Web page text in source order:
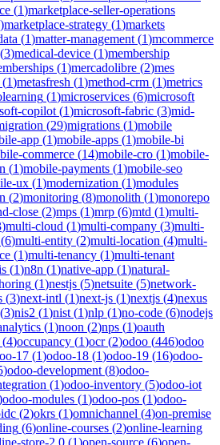
(1)marketplace-seller-operations
)marketplace-strategy (1)markets
(1)matter-management (1)mcommerce
(3)medical-device (1)membership
(1)mercadolibre (2)mes
(1)metasfresh (1)method-crm (1)metrics
(1)microservices (6)microsoft
copilot (1)microsoft-fabric (3)mid-
(29)migrations (1)mobile
app (1)mobile-apps (1)mobile-bi
commerce (14)mobile-cro (1)mobile-
(1)mobile-payments (1)mobile-seo
ux (1)modernization (1)modules
(2)monitoring (8)monolith (1)monorepo
close (2)mps (1)mrp (6)mtd (1)multi-
)multi-cloud (1)multi-company (3)multi-
(6)multi-entity (2)multi-location (4)multi-
(1)multi-tenancy (1)multi-tenant
(1)n8n (1)native-app (1)natural-
(1)nestjs (5)netsuite (5)network-
(3)next-intl (1)next-js (1)nextjs (4)nexus
(3)nis2 (1)nist (1)nlp (1)no-code (6)nodejs
(1)noon (2)nps (1)oauth
(4)occupancy (1)ocr(2)odoo (446)odoo
17 (1)odoo-18 (1)odoo-19 (16)odoo-
)odoo-development (8)odoo-
(1)odoo-inventory (5)odoo-iot
odoo-modules (1)odoo-pos (1)odoo-
(2)okrs (1)omnichannel (4)on-premise
(6)online-courses (2)online-learning
store-2.0 (1)open-source (6)open-